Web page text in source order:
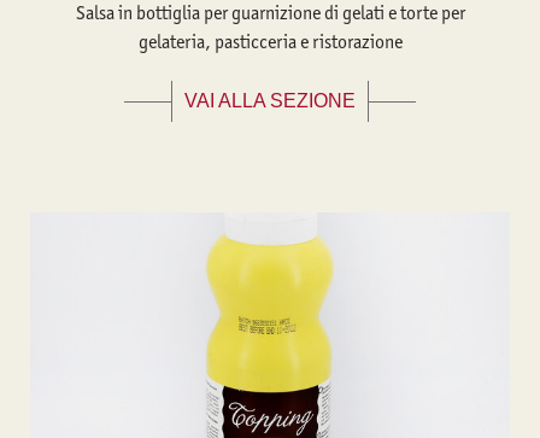
Salsa in bottiglia per guarnizione di gelati e torte per
gelateria, pasticceria e ristorazione
VAI ALLA SEZIONE